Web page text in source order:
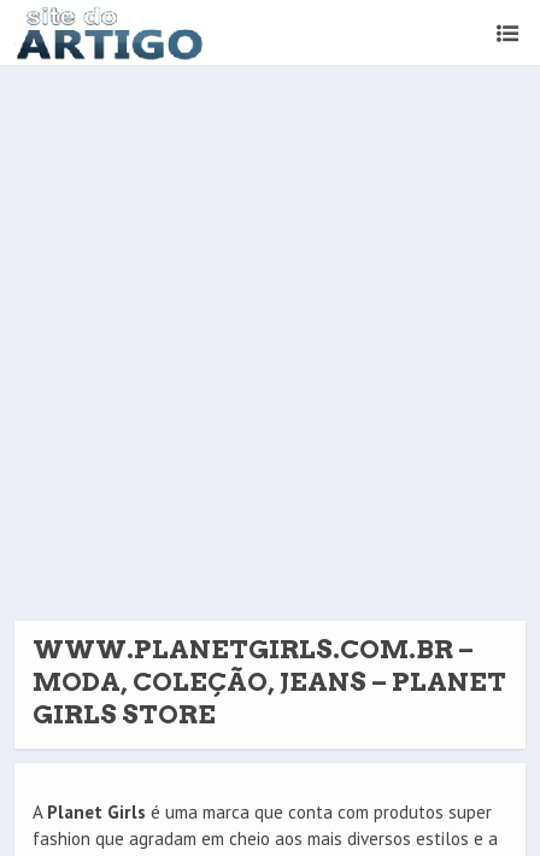
WWW.PLANETGIRLS.COM.BR –
MODA, COLEÇÃO, JEANS – PLANET
GIRLS STORE
A Planet Girls é uma marca que conta com produtos super
fashion que agradam em cheio aos mais diversos estilos e a